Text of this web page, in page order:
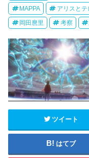
MAPPA アリスと
岡田麿里 考察
ツイート
はてブ